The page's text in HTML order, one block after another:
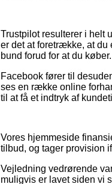
Trustpilot resulterer i helt
er det at foretrække, at du
bund forud for at du køber.
Facebook fører til
ses en række online
til at få et indtryk af
Vores hjemmeside
tilbud, og tager provision
Vejledning vedrørende
muligvis er lavet siden vi